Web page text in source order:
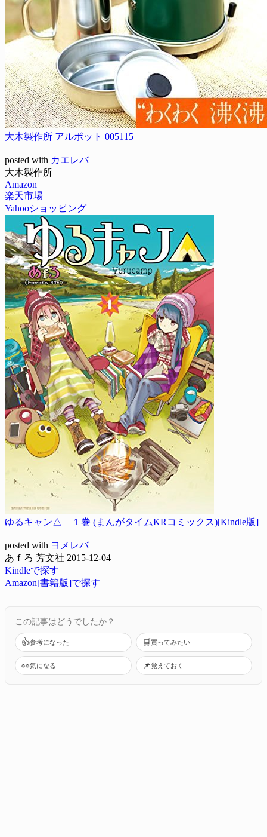
大木製作所 アルポット 005115
posted with カエレバ
大木製作所
Amazon
楽天市場
Yahooショッピング
ゆるキャン△ １巻 (まんがタイムKRコミックス)[Kindle版]
posted with ヨメレバ
あｆろ 芳文社 2015-12-04
Kindleで探す
Amazon[書籍版]で探す
この記事はどうでしたか？
👍参考になった 🛒買ってみたい
👀気になる 📌覚えておく